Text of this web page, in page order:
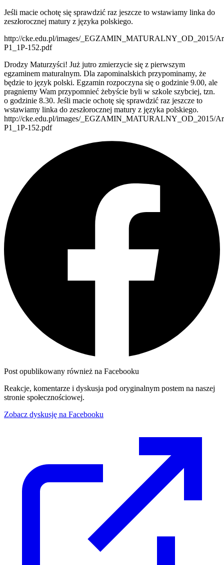
Jeśli macie ochotę się sprawdzić raz jeszcze to wstawiamy linka do
zeszłorocznej matury z języka polskiego.
http://cke.edu.pl/images/_EGZAMIN_MATURALNY_OD_2015/
P1_1P-152.pdf
Drodzy Maturzyści! Już jutro zmierzycie się z pierwszym
egzaminem maturalnym. Dla zapominalskich przypominamy, że
będzie to język polski. Egzamin rozpoczyna się o godzinie 9.00, ale
pragniemy Wam przypomnieć żebyście byli w szkole szybciej, tzn.
o godzinie 8.30. Jeśli macie ochotę się sprawdzić raz jeszcze to
wstawiamy linka do zeszłorocznej matury z języka polskiego.
http://cke.edu.pl/images/_EGZAMIN_MATURALNY_OD_2015/
P1_1P-152.pdf
Post opublikowany również na Facebooku
Reakcje, komentarze i dyskusja pod oryginalnym postem na naszej
stronie społecznościowej.
Zobacz dyskusję na Facebooku